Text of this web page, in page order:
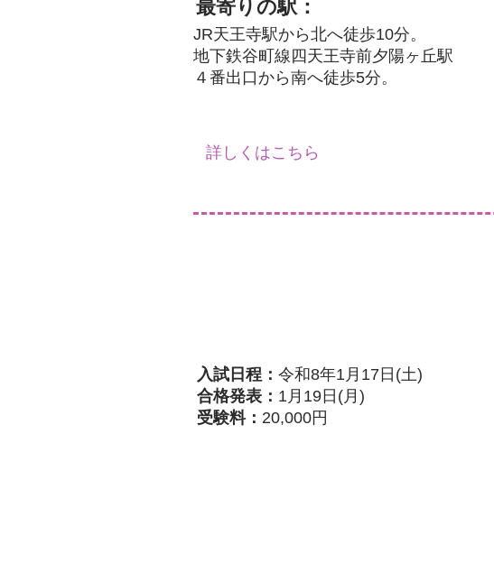
最寄りの駅：
JR天王寺駅から北へ徒歩10分。
地下鉄谷町線四天王寺前夕陽ヶ丘駅
４番出口から南へ徒歩5分。
詳しくはこちら
入試日程： 令和8年1月17日(土)
合格発表： 1月19日(月)
受験料： 20,000円